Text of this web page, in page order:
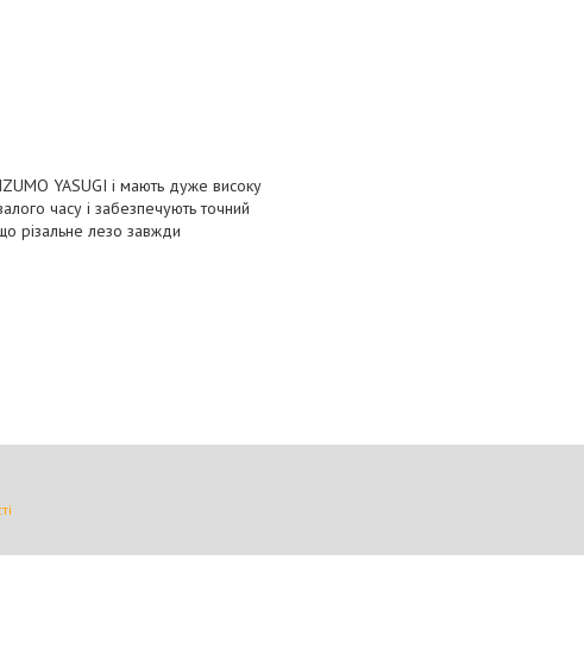
YASUGI і мають дуже високу
часу і забезпечують точний
різальне лезо завжди